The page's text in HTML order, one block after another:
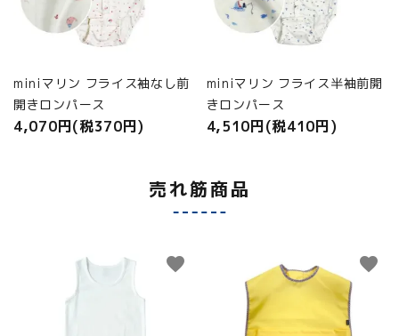
miniマリン フライス袖なし前
開きロンパース
4,070円(税370円)
miniマリン フライス半袖前開
きロンパース
4,510円(税410円)
売れ筋商品
favorite favorite